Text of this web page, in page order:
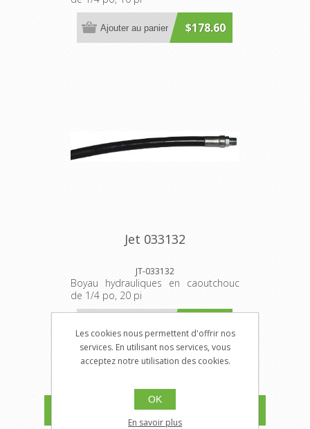
$178.60
Ajouter au panier
Jet 033132
JT-033132
Boyau hydrauliques en caoutchouc
de 1/4 po, 20 pi
Les cookies nous permettent d'offrir nos
services. En utilisant nos services, vous
acceptez notre utilisation des cookies.
OK
En savoir plus